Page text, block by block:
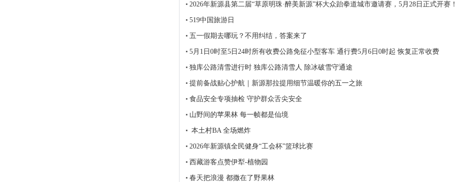
2026年新源县第二届“草原明珠·醉美新源”杯大众跆拳道城市邀请赛，5月28日正式开赛！
519中国旅游日
五一假期去哪玩？不用纠结，答案来了
5月1日0时至5日24时所有收费公路免征小型客车 通行费5月6日0时起 恢复正常收费
独库公路清雪进行时 独库公路清雪人 除冰破雪守通途
提前备战贴心护航｜新源那拉提用细节温暖你的五一之旅
食品安全专项抽检 守护群众舌尖安全
山野间的苹果林 每一帧都是仙境
本土村BA 全场燃炸
2026年新源镇全民健身“工会杯”篮球比赛
西藏游客点赞伊犁-植物园
春天把浪漫 都撒在了野果林